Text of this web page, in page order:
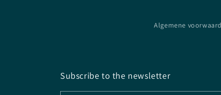
Algemene
Subscribe to the newsletter